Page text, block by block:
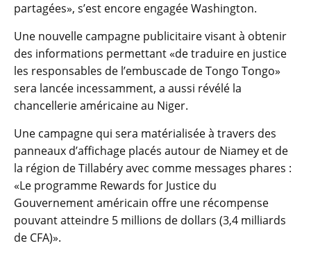
partagées», s’est encore engagée Washington.
Une nouvelle campagne publicitaire visant à obtenir
des informations permettant «de traduire en justice
les responsables de l’embuscade de Tongo Tongo»
sera lancée incessamment, a aussi révélé la
chancellerie américaine au Niger.
Une campagne qui sera matérialisée à travers des
panneaux d’affichage placés autour de Niamey et de
la région de Tillabéry avec comme messages phares :
«Le programme Rewards for Justice du
Gouvernement américain offre une récompense
pouvant atteindre 5 millions de dollars (3,4 milliards
de CFA)».